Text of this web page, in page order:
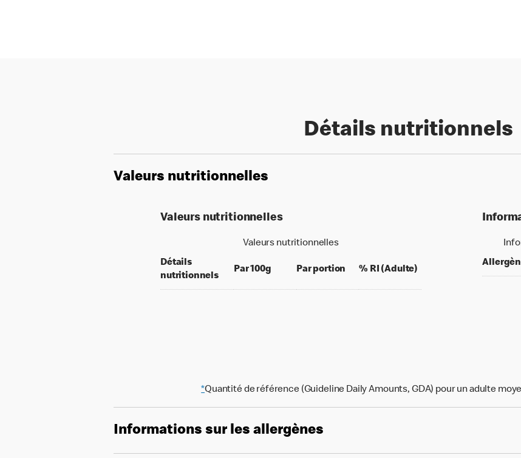
Détails nutritionnels
Valeurs nutritionnelles
Valeurs nutritionnelles
Valeurs nutritionnelles
Détails
nutritionnels
Par 100gper 100 grams
Par portion per portion
% RI (Adulte) % daily value for an
*Quantité de référence (Guideline Daily Amounts, GDA) pour un adulte
Informations sur les allergènes